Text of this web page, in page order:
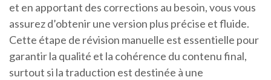
et en apportant des corrections au besoin, vous vous
assurez d’obtenir une version plus précise et fluide.
Cette étape de révision manuelle est essentielle pour
garantir la qualité et la cohérence du contenu final,
surtout si la traduction est destinée à une